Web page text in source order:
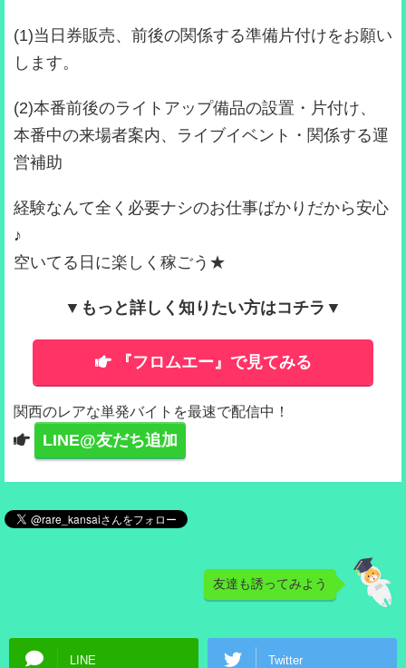
(1)当日券販売、前後の関係する準備片付けをお願い
します。
(2)本番前後のライトアップ備品の設置・片付け、
本番中の来場者案内、ライブイベント・関係する運
営補助
経験なんて全く必要ナシのお仕事ばかりだから安心
♪
空いてる日に楽しく稼ごう★
▼もっと詳しく知りたい方はコチラ▼
『フロムエー』で見てみる
関西のレアな単発バイトを最速で配信中！
LINE@友だち追加
友達も誘ってみよう
LINE Twitter